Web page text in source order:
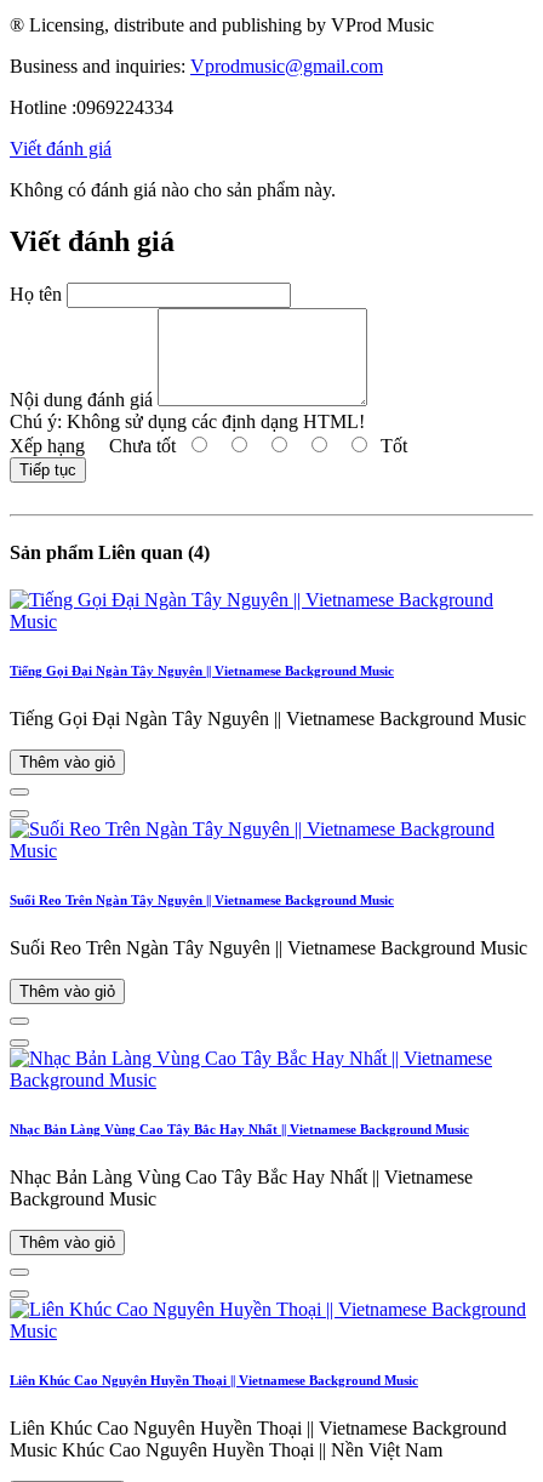
® Licensing, distribute and publishing by VProd Music
Business and inquiries: Vprodmusic@gmail.com
Hotline :0969224334
Viết đánh giá
Không có đánh giá nào cho sản phẩm này.
Viết đánh giá
Họ tên
Nội dung đánh giá
Chú ý: Không sử dụng các định dạng HTML!
Xếp hạng Chưa tốt Tốt
Tiếp tục
Sản phẩm Liên quan (4)
Tiếng Gọi Đại Ngàn Tây Nguyên || Vietnamese Background Music
Tiếng Gọi Đại Ngàn Tây Nguyên || Vietnamese Background Music
Thêm vào giỏ
Suối Reo Trên Ngàn Tây Nguyên || Vietnamese Background Music
Suối Reo Trên Ngàn Tây Nguyên || Vietnamese Background Music
Thêm vào giỏ
Nhạc Bản Làng Vùng Cao Tây Bắc Hay Nhất || Vietnamese Background Music
Nhạc Bản Làng Vùng Cao Tây Bắc Hay Nhất || Vietnamese
Background Music
Thêm vào giỏ
Liên Khúc Cao Nguyên Huyền Thoại || Vietnamese Background Music
Liên Khúc Cao Nguyên Huyền Thoại || Vietnamese Background
Music Khúc Cao Nguyên Huyền Thoại || Nền Việt Nam